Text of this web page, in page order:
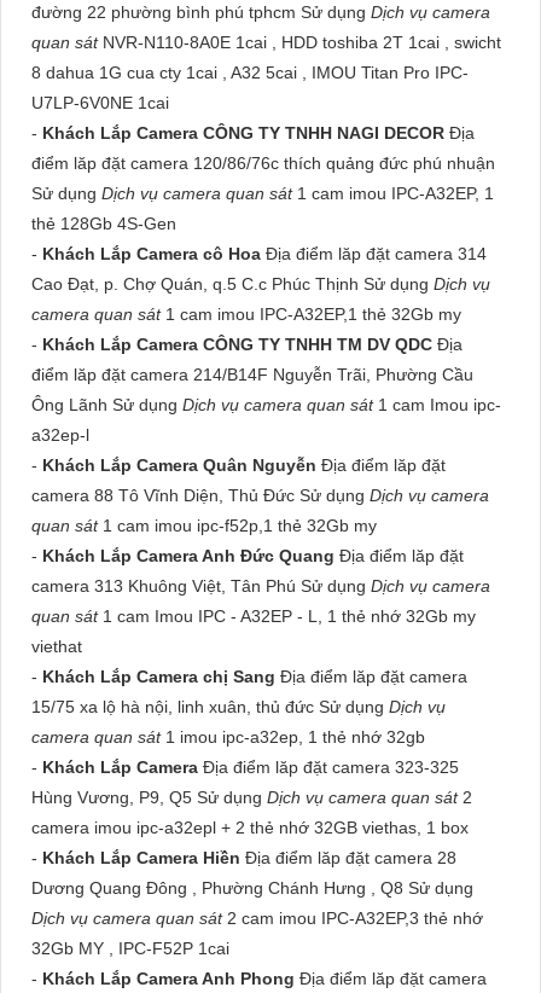
đường 22 phường bình phú tphcm Sử dụng Dịch vụ camera
quan sát NVR-N110-8A0E 1cai , HDD toshiba 2T 1cai , swicht
8 dahua 1G cua cty 1cai , A32 5cai , IMOU Titan Pro IPC-
U7LP-6V0NE 1cai
- Khách Lắp Camera CÔNG TY TNHH NAGI DECOR Địa
điểm lăp đặt camera 120/86/76c thích quảng đức phú nhuận
Sử dụng Dịch vụ camera quan sát 1 cam imou IPC-A32EP, 1
thẻ 128Gb 4S-Gen
- Khách Lắp Camera cô Hoa Địa điểm lăp đặt camera 314
Cao Đạt, p. Chợ Quán, q.5 C.c Phúc Thịnh Sử dụng Dịch vụ
camera quan sát 1 cam imou IPC-A32EP,1 thẻ 32Gb my
- Khách Lắp Camera CÔNG TY TNHH TM DV QDC Địa
điểm lăp đặt camera 214/B14F Nguyễn Trãi, Phường Cầu
Ông Lãnh Sử dụng Dịch vụ camera quan sát 1 cam Imou ipc-
a32ep-l
- Khách Lắp Camera Quân Nguyễn Địa điểm lăp đặt
camera 88 Tô Vĩnh Diện, Thủ Đức Sử dụng Dịch vụ camera
quan sát 1 cam imou ipc-f52p,1 thẻ 32Gb my
- Khách Lắp Camera Anh Đức Quang Địa điểm lăp đặt
camera 313 Khuông Việt, Tân Phú Sử dụng Dịch vụ camera
quan sát 1 cam Imou IPC - A32EP - L, 1 thẻ nhớ 32Gb my
viethat
- Khách Lắp Camera chị Sang Địa điểm lăp đặt camera
15/75 xa lộ hà nội, linh xuân, thủ đức Sử dụng Dịch vụ
camera quan sát 1 imou ipc-a32ep, 1 thẻ nhớ 32gb
- Khách Lắp Camera Địa điểm lăp đặt camera 323-325
Hùng Vương, P9, Q5 Sử dụng Dịch vụ camera quan sát 2
camera imou ipc-a32epl + 2 thẻ nhớ 32GB viethas, 1 box
- Khách Lắp Camera Hiền Địa điểm lăp đặt camera 28
Dương Quang Đông , Phường Chánh Hưng , Q8 Sử dụng
Dịch vụ camera quan sát 2 cam imou IPC-A32EP,3 thẻ nhớ
32Gb MY , IPC-F52P 1cai
- Khách Lắp Camera Anh Phong Địa điểm lăp đặt camera